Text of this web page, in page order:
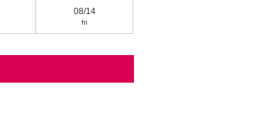
08/14
fri